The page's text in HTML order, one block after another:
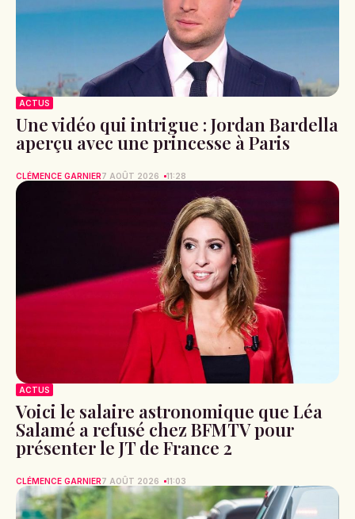
ACTUS
Une vidéo qui intrigue : Jordan Bardella
aperçu avec une princesse à Paris
CLÉMENCE GARNIER7 AOÛT 2026 11:28
ACTUS
Voici le salaire astronomique que Léa
Salamé a refusé chez BFMTV pour
présenter le JT de France 2
CLÉMENCE GARNIER7 AOÛT 2026 11:03